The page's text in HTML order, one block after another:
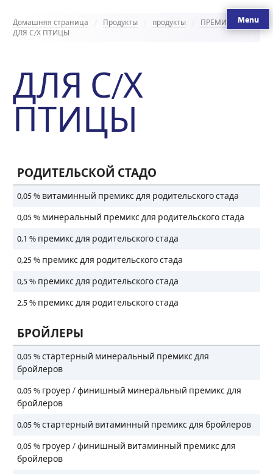
Menu
Домашняя страница Продукты продукты
ПРЕМИКСЫ
ДЛЯ С/Х ПТИЦЫ
ДЛЯ С/Х
ПТИЦЫ
РОДИТЕЛЬСКОЙ СТАДО
0,05 % витаминный премикс для родительского стада
0,05 % минеральный премикс для родительского стада
0,1 % премикс для родительского стада
0,25 % премикс для родительского стада
0,5 % премикс для родительского стада
2,5 % премикс для родительского стада
БРОЙЛЕРЫ
0,05 % стартерный минеральный премикс для
бройлеров
0,05 % гроуер / финишный минеральный премикс для
бройлеров
0,05 % стартерный витаминный премикс для бройлеров
0,05 % гроуер / финишный витаминный премикс для
бройлеров